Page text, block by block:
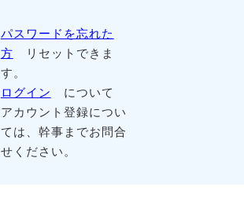
パスワードを忘れた
方 リセットできま
す。
ログイン
について
アカウント登録につい
ては、幹事までお問合
せください。